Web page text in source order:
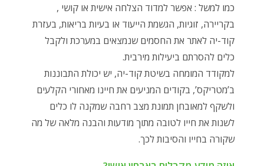
כמו למשל : אפשר למדוד הצלחה אישית או קושי ,
בקריירה, זוגיות, הגשמת הייעוד או בעיות בריאות, בעזרת
קוד-יה לאתר את החסמים שנמצאים במערכת ולקבל
כלים להסרתם ביעילות מירבית.
למקודד המומחה בשיטת קוד-יה, יש יכולת התבוננות
ב’מטריקס’, בקודים המניעים את חיינו מאחורי הקלעים
ולשקף למאובחן תמונת מצב רחבה שמקנה לו כלים
לשנות את חייו לטובה מתוך מודעות והבנה מלאה של מה
שקורה בחייו והסיבות לכך.